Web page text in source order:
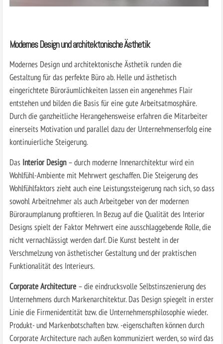
Modernes Design und architektonische Ästhetik
Modernes Design und architektonische Ästhetik runden die
Gestaltung für das perfekte Büro ab. Helle und ästhetisch
eingerichtete Büroräumlichkeiten lassen ein angenehmes Flair
entstehen und bilden die Basis für eine gute Arbeitsatmosphäre.
Durch die ganzheitliche Herangehensweise erfahren die Mitarbeiter
einerseits Motivation und parallel dazu der Unternehmenserfolg eine
kontinuierliche Steigerung.
Das Interior Design– durch moderne Innenarchitektur wird ein
Wohlfühl-Ambiente mit Mehrwert geschaffen. Die Steigerung des
Wohlfühlfaktors zieht auch eine Leistungssteigerung nach sich, so dass
sowohl Arbeitnehmer als auch Arbeitgeber von der modernen
Büroraumplanung profitieren. In Bezug auf die Qualität des Interior
Designs spielt der Faktor Mehrwert eine ausschlaggebende Rolle, die
nicht vernachlässigt werden darf. Die Kunst besteht in der
Verschmelzung von ästhetischer Gestaltung und der praktischen
Funktionalität des Interieurs.
Corporate Architecture– die eindrucksvolle Selbstinszenierung des
Unternehmens durch Markenarchitektur. Das Design spiegelt in erster
Linie die Firmenidentität bzw. die Unternehmensphilosophie wieder.
Produkt- und Markenbotschaften bzw. -eigenschaften können durch
Corporate Architecture nach außen kommuniziert werden, so wird das